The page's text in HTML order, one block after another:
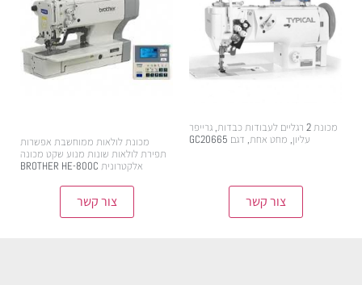
מכונת 2 רגליים לעבודות כבדות, גרייפר
עליון, מחט אחת, דגם GC20665
צור קשר
מכונת לולאות ממוחשבת אפשרות
תפירת לולאות שונות מנוע שקט מכונה
אלקטרונית BROTHER HE-800C
צור קשר